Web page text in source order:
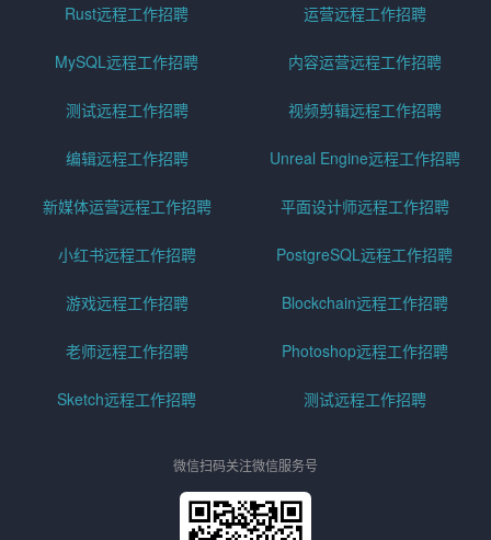
Rust远程工作招聘 运营远程工作招聘
MySQL远程工作招聘 内容运营远程工作招聘
测试远程工作招聘 视频剪辑远程工作招聘
编辑远程工作招聘 Unreal Engine远程工作招聘
新媒体运营远程工作招聘 平面设计师远程工作招聘
小红书远程工作招聘 PostgreSQL远程工作招聘
游戏远程工作招聘 Blockchain远程工作招聘
老师远程工作招聘 Photoshop远程工作招聘
Sketch远程工作招聘 测试远程工作招聘
微信扫码关注微信服务号